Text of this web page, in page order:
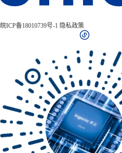
皖ICP备18010739号-1 隐私政策